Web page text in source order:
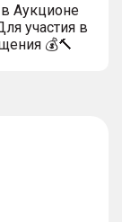
Аукционе
участия в
💰🔨